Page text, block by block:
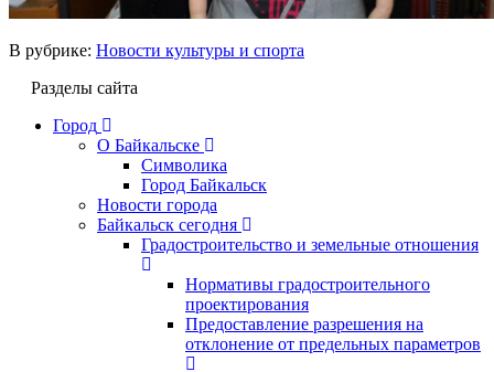
В рубрике: Новости культуры и спорта
Разделы сайта
Город
О Байкальске
Символика
Город Байкальск
Новости города
Байкальск сегодня
Градостроительство и земельные отношения
Нормативы градостроительного
проектирования
Предоставление разрешения на
отклонение от предельных параметров